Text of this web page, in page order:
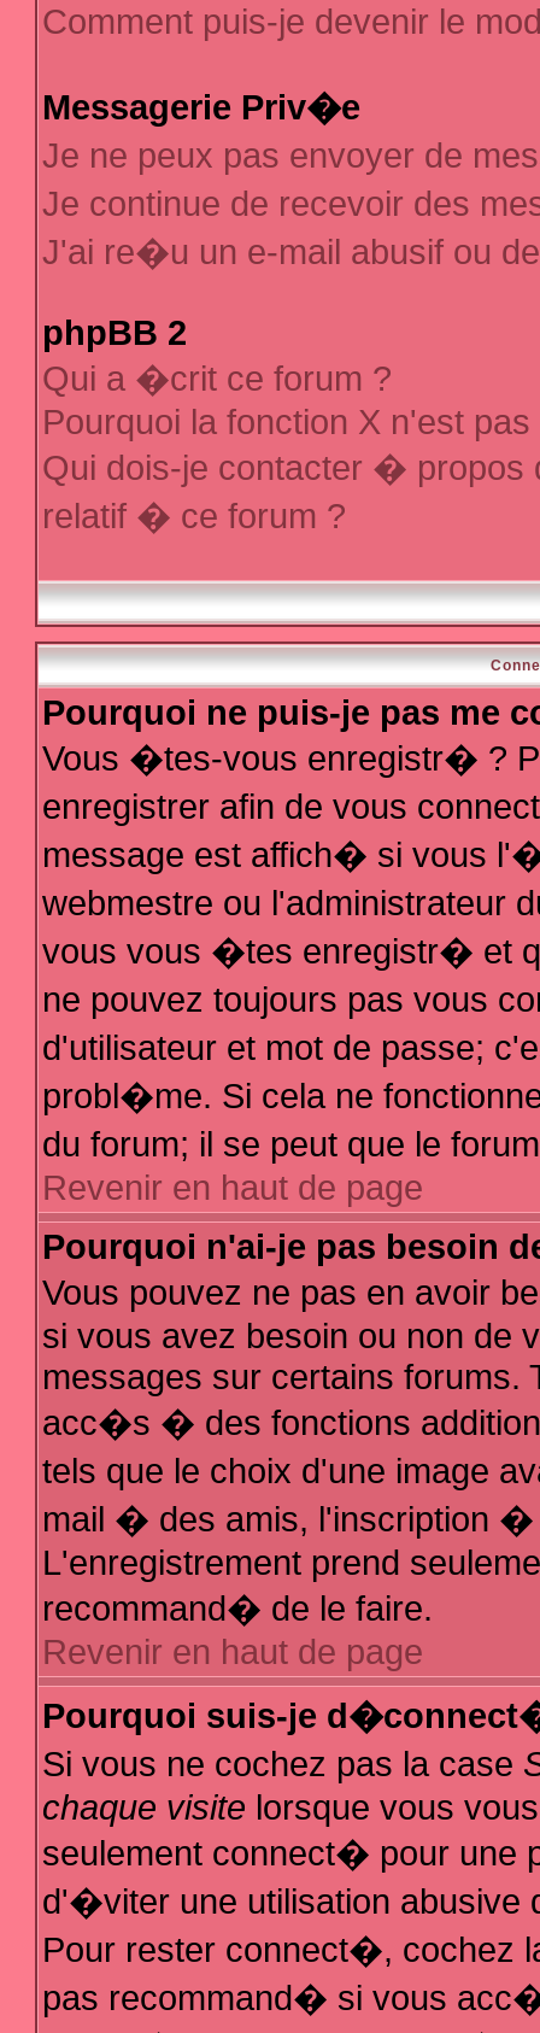
Comment puis-je devenir le
Messagerie Priv�e
Je ne peux pas envoyer de
Je continue de recevoir des
J'ai re�u un e-mail abusif ou
phpBB 2
Qui a �crit ce forum ?
Pourquoi la fonction X n'est
Qui dois-je contacter �
relatif � ce forum ?
Pourquoi ne puis-je pas me
Vous �tes-vous enregistr� ?
enregistrer afin de vous
message est affich� si vous
webmestre ou l'administrateur
vous vous �tes enregistr� et
ne pouvez toujours pas vous
d'utilisateur et mot de passe;
probl�me. Si cela ne
du forum; il se peut que le
Revenir en haut de page
Pourquoi n'ai-je pas besoin
Vous pouvez ne pas en avoir
si vous avez besoin ou non de
messages sur certains forums.
acc�s � des fonctions
tels que le choix d'une image
mail � des amis, l'inscription �
L'enregistrement prend
recommand� de le faire.
Revenir en haut de page
Pourquoi suis-je
Si vous ne cochez pas la case
chaque visite lorsque vous
seulement connect� pour
d'�viter une utilisation abusive
Pour rester connect�, cochez
pas recommand� si vous